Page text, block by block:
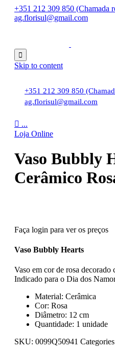
+351 212 309 850 (Chamada
ag.florisul@gmail.com

Skip to content
+351 212 309 850
ag.florisul@gmail.com
 ...
Loja Online
Vaso Bubbly
Cerâmico
Faça login para ver os preços
Vaso Bubbly Hearts
Vaso em cor de rosa decorado
Indicado para o Dia dos
Material: Cerâmica
Cor: Rosa
Diâmetro: 12 cm
Quantidade: 1 unidade
SKU: 0099Q50941